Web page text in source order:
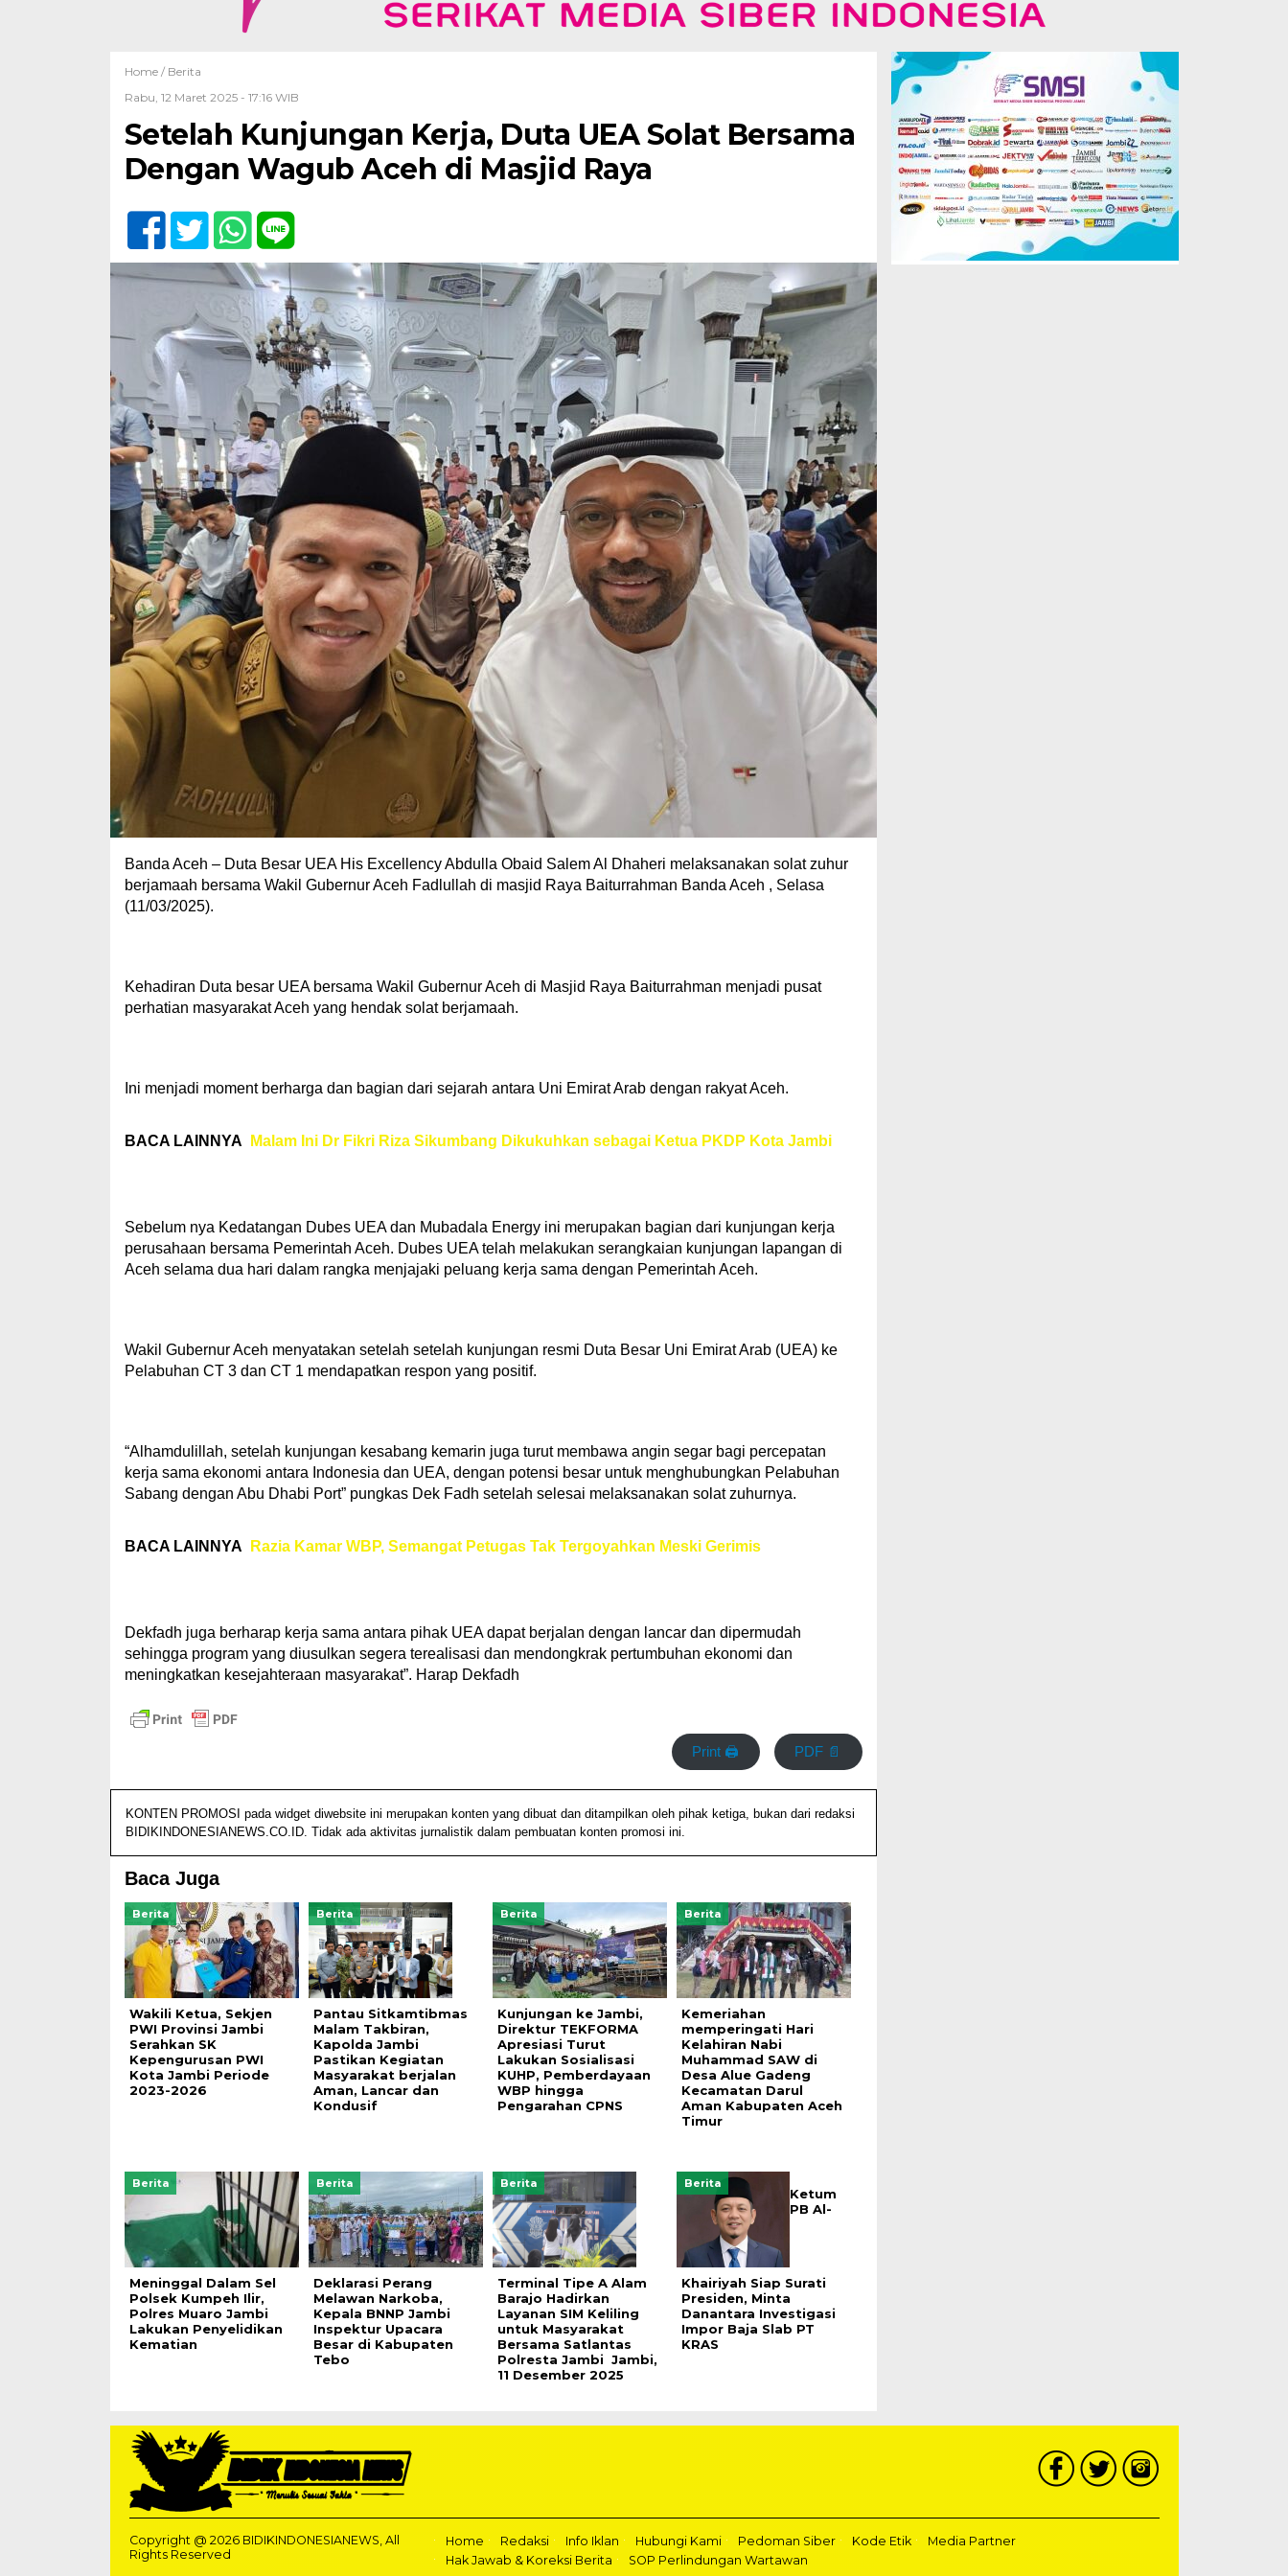
Home / Berita
Rabu, 12 Maret 2025 - 17:16 WIB
Setelah Kunjungan Kerja, Duta UEA Solat Bersama
Dengan Wagub Aceh di Masjid Raya
Banda Aceh – Duta Besar UEA His Excellency Abdulla Obaid Salem Al Dhaheri melaksanakan solat zuhur
berjamaah bersama Wakil Gubernur Aceh Fadlullah di masjid Raya Baiturrahman Banda Aceh , Selasa
(11/03/2025).
Kehadiran Duta besar UEA bersama Wakil Gubernur Aceh di Masjid Raya Baiturrahman menjadi pusat
perhatian masyarakat Aceh yang hendak solat berjamaah.
Ini menjadi moment berharga dan bagian dari sejarah antara Uni Emirat Arab dengan rakyat Aceh.
BACA LAINNYA Malam Ini Dr Fikri Riza Sikumbang Dikukuhkan sebagai Ketua PKDP Kota Jambi
Sebelum nya Kedatangan Dubes UEA dan Mubadala Energy ini merupakan bagian dari kunjungan kerja
perusahaan bersama Pemerintah Aceh. Dubes UEA telah melakukan serangkaian kunjungan lapangan di
Aceh selama dua hari dalam rangka menjajaki peluang kerja sama dengan Pemerintah Aceh.
Wakil Gubernur Aceh menyatakan setelah setelah kunjungan resmi Duta Besar Uni Emirat Arab (UEA) ke
Pelabuhan CT 3 dan CT 1 mendapatkan respon yang positif.
“Alhamdulillah, setelah kunjungan kesabang kemarin juga turut membawa angin segar bagi percepatan
kerja sama ekonomi antara Indonesia dan UEA, dengan potensi besar untuk menghubungkan Pelabuhan
Sabang dengan Abu Dhabi Port” pungkas Dek Fadh setelah selesai melaksanakan solat zuhurnya.
BACA LAINNYA Razia Kamar WBP, Semangat Petugas Tak Tergoyahkan Meski Gerimis
Dekfadh juga berharap kerja sama antara pihak UEA dapat berjalan dengan lancar dan dipermudah
sehingga program yang diusulkan segera terealisasi dan mendongkrak pertumbuhan ekonomi dan
meningkatkan kesejahteraan masyarakat”. Harap Dekfadh
Print 🖨 PDF 📄
KONTEN PROMOSI pada widget diwebsite ini merupakan konten yang dibuat dan ditampilkan oleh pihak ketiga, bukan dari redaksi
BIDIKINDONESIANEWS.CO.ID. Tidak ada aktivitas jurnalistik dalam pembuatan konten promosi ini.
Baca Juga
Berita
Wakili Ketua, Sekjen
PWI Provinsi Jambi
Serahkan SK
Kepengurusan PWI
Kota Jambi Periode
2023-2026
Berita
Pantau Sitkamtibmas
Malam Takbiran,
Kapolda Jambi
Pastikan Kegiatan
Masyarakat berjalan
Aman, Lancar dan
Kondusif
Berita
Kunjungan ke Jambi,
Direktur TEKFORMA
Apresiasi Turut
Lakukan Sosialisasi
KUHP, Pemberdayaan
WBP hingga
Pengarahan CPNS
Berita
Kemeriahan
memperingati Hari
Kelahiran Nabi
Muhammad SAW di
Desa Alue Gadeng
Kecamatan Darul
Aman Kabupaten Aceh
Timur
Berita
Meninggal Dalam Sel
Polsek Kumpeh Ilir,
Polres Muaro Jambi
Lakukan Penyelidikan
Kematian
Berita
Deklarasi Perang
Melawan Narkoba,
Kepala BNNP Jambi
Inspektur Upacara
Besar di Kabupaten
Tebo
Berita
Terminal Tipe A Alam
Barajo Hadirkan
Layanan SIM Keliling
untuk Masyarakat
Bersama Satlantas
Polresta Jambi Jambi,
11 Desember 2025
Berita
Ketum
PB Al-
Khairiyah Siap Surati
Presiden, Minta
Danantara Investigasi
Impor Baja Slab PT
KRAS
Copyright @ 2026 BIDIKINDONESIANEWS, All
Rights Reserved
Home Redaksi Info Iklan Hubungi Kami Pedoman Siber Kode Etik
Media Partner
Hak Jawab & Koreksi Berita
SOP Perlindungan Wartawan